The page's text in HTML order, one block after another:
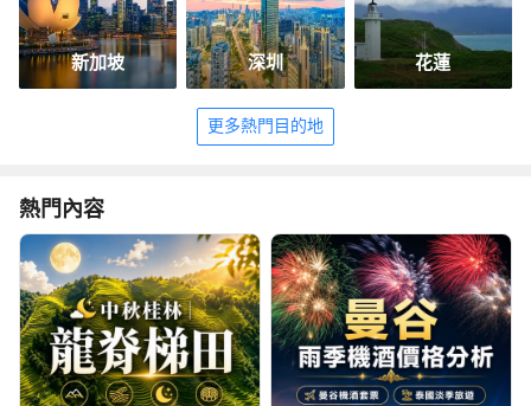
新加坡 深圳 花蓮
更多熱門目的地
熱門內容